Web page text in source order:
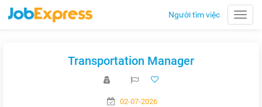
Toggle
Người tìm việc
Transportation Manager
02-07-2026